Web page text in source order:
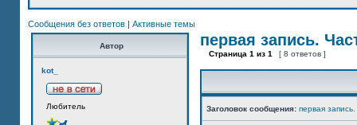
Сообщения без ответов | Активные темы
Автор
kot_
Любитель
первая запись.
Страница 1 из 1 [ 8 ответов ]
Заголовок сообщения: первая